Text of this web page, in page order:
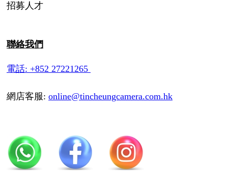
招募人才
聯絡我們
電話: +852 27221265
網店客服: online@tincheungcamera.com.hk